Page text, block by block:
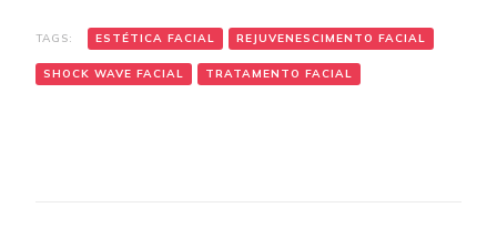
TAGS: ESTÉTICA FACIAL REJUVENESCIMENTO FACIAL
SHOCK WAVE FACIAL TRATAMENTO FACIAL